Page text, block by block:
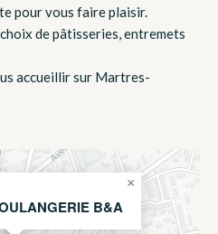
pour vous faire plaisir.
de pâtisseries, entremets
accueillir sur Martres-
B&A
×